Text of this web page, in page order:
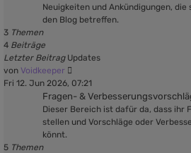
Neuigkeiten und Ankündigungen,
den Blog betreffen.
3 Themen
4 Beiträge
Letzter Beitrag Updates
von Voidkeeper
Beitrag
Fri 12. Jun 2026, 07:21
Fragen- &
Dieser Bereich ist dafür da, dass ihr
stellen und Vorschläge oder
könnt.
5 Themen